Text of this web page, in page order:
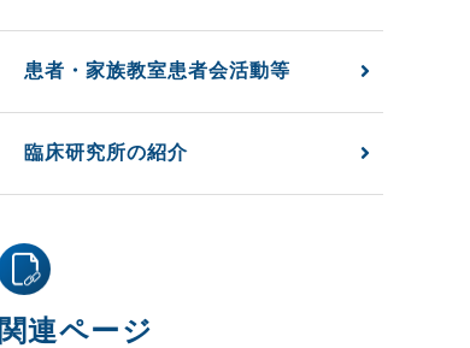
患者・家族教室患者会活動等
臨床研究所の紹介
関連ページ